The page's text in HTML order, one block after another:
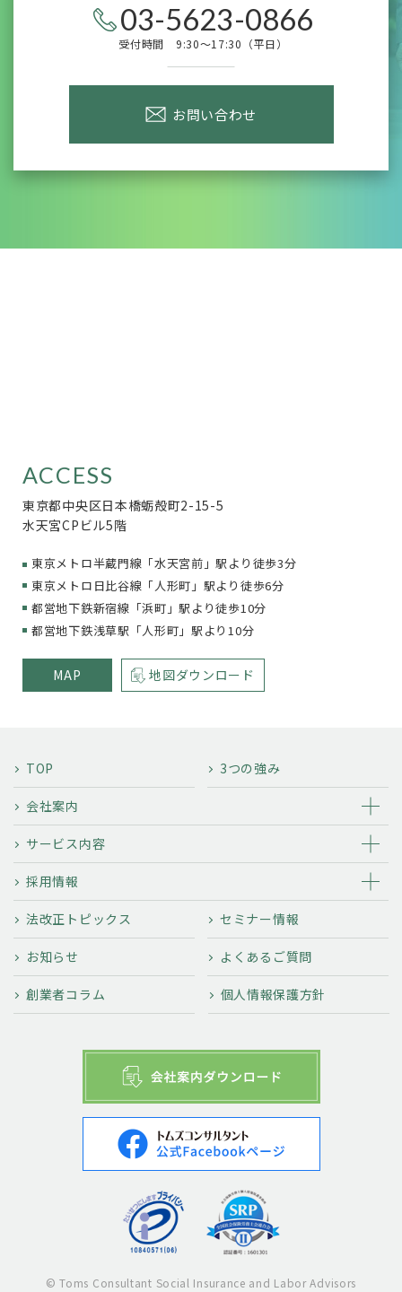
03-5623-0866
受付時間 9:30～17:30（平日）
お問い合わせ
ACCESS
東京都中央区日本橋蛎殻町2-15-5
水天宮CPビル5階
東京メトロ半蔵門線「水天宮前」駅より徒歩3分
東京メトロ日比谷線「人形町」駅より徒歩6分
都営地下鉄新宿線「浜町」駅より徒歩10分
都営地下鉄浅草駅「人形町」駅より10分
MAP 地図ダウンロード
TOP 3つの強み
会社案内
サービス内容
採用情報
法改正トピックス セミナー情報
お知らせ よくあるご質問
創業者コラム 個人情報保護方針
© Toms Consultant Social Insurance and Labor Advisors